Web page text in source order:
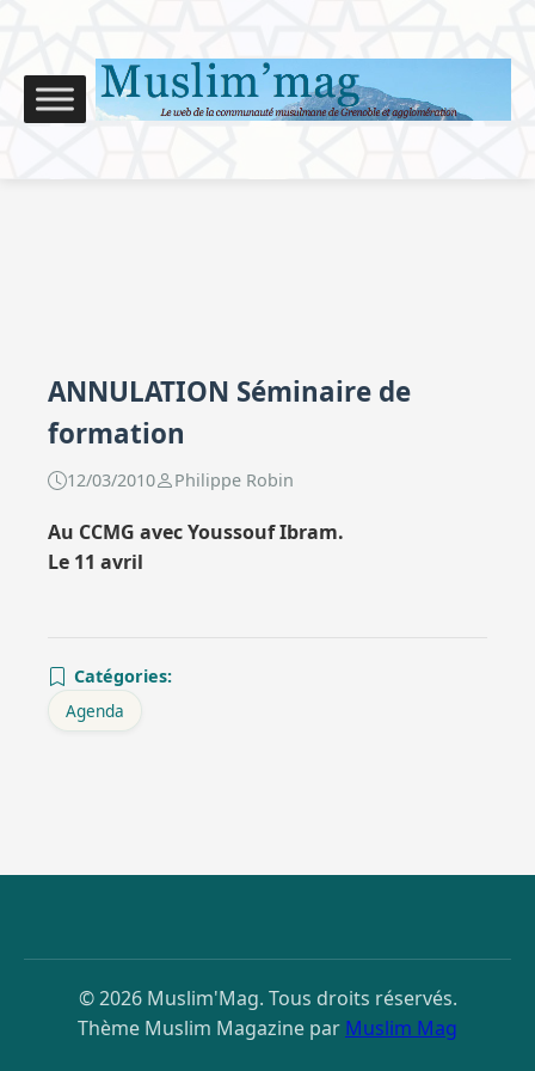
ANNULATION Séminaire de
formation
12/03/2010 Philippe Robin
Au CCMG avec Youssouf Ibram.
Le 11 avril
Catégories:
Agenda
© 2026 Muslim'Mag. Tous droits réservés.
Thème Muslim Magazine par Muslim Mag